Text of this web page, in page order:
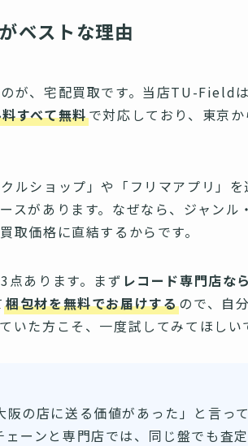
ベストな理由
が、宅配買取です。当店TU-Field
すべて無料で対応しており、東京
ルショップ」や「フリマアプリ」
スがあります。なぜなら、ジャンル
取価格に直結するからです。
点あります。まず レコード専門店な
梱包材を無料でお届けするので、自
いた方こそ、一度試してみてほしい
の店に送る価値があった」と言っ
ーンと専門店では、同じ盤でも査